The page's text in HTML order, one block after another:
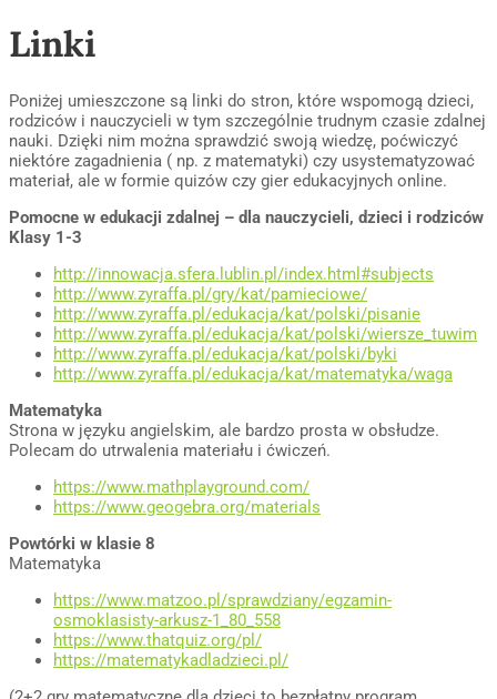
Linki
Poniżej umieszczone są linki do stron, które wspomogą dzieci,
rodziców i nauczycieli w tym szczególnie trudnym czasie zdalnej
nauki. Dzięki nim można sprawdzić swoją wiedzę, poćwiczyć
niektóre zagadnienia ( np. z matematyki) czy usystematyzować
materiał, ale w formie quizów czy gier edukacyjnych online.
Pomocne w edukacji zdalnej – dla nauczycieli, dzieci i rodziców
Klasy 1-3
http://innowacja.sfera.lublin.pl/index.html#subjects
http://www.zyraffa.pl/gry/kat/pamieciowe/
http://www.zyraffa.pl/edukacja/kat/polski/pisanie
http://www.zyraffa.pl/edukacja/kat/polski/wiersze_tuwim
http://www.zyraffa.pl/edukacja/kat/polski/byki
http://www.zyraffa.pl/edukacja/kat/matematyka/waga
Matematyka
Strona w języku angielskim, ale bardzo prosta w obsłudze.
Polecam do utrwalenia materiału i ćwiczeń.
https://www.mathplayground.com/
https://www.geogebra.org/materials
Powtórki w klasie 8
Matematyka
https://www.matzoo.pl/sprawdziany/egzamin-
osmoklasisty-arkusz-1_80_558
https://www.thatquiz.org/pl/
https://matematykadladzieci.pl/